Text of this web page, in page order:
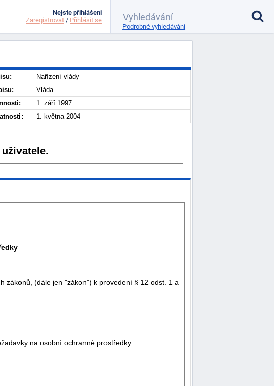
Nařízení vlády
Vláda
1. září 1997
1. května 2004
zákonů, (dále jen "zákon") k provedení § 12 odst. 1 a
na osobní ochranné prostředky.
Nejste přihlášeni
Zaregistrovat / Přihlásit se
Podrobné vyhledávání